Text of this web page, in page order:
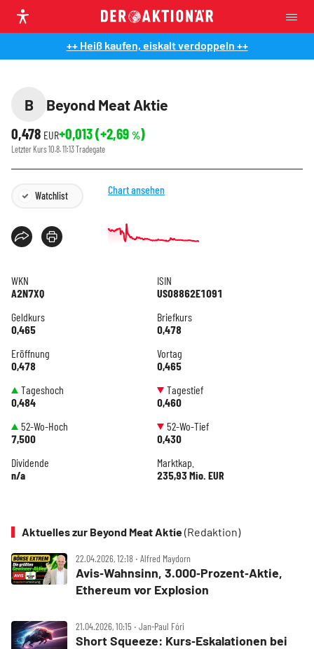
++ Heiß kaufen, eiskalt verdoppeln ++
B
Beyond Meat Aktie
0,478 EUR+0,013(+2,69 %)
Letzter Kurs10.8. 11:13Tradegate
Watchlist Chart ansehen
WKN
A2N7XQ
ISIN
US08862E1091
Geldkurs
0,465
Briefkurs
0,478
Eröffnung
0,478
Vortag
0,465
Tageshoch
0,484
Tagestief
0,460
52-Wo-Hoch
7,500
52-Wo-Tief
0,430
Dividende
n/a
Marktkap.
235,93 Mio. EUR
Aktuelles zur Beyond Meat Aktie(Redaktion)
22.04.2026, 12:18 ‧ Alfred Maydorn
Avis‑Wahnsinn, 3.000‑Prozent‑Aktie,
Ethereum vor Explosion
21.04.2026, 10:15 ‧ Jan-Paul Fóri
Short Squeeze: Kurs‑Eskalationen bei